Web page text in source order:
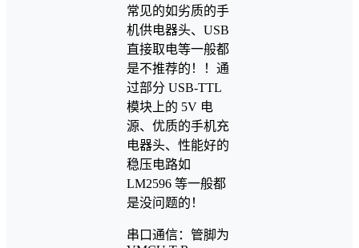
常见的如劣质的手
机供电器头、USB
直接取电等一般都
是不推荐的！！通
过部分 USB-TTL
模块上的 5V 电
源、优质的手机充
电器头、性能好的
稳压电路如
LM2596 等一般都
是没问题的！
串口通信：管脚为